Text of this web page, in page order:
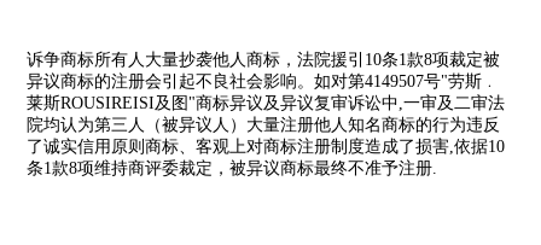
诉争商标所有人大量抄袭他人商标，法院援引10条1款8项裁定被
异议商标的注册会引起不良社会影响。如对第4149507号"劳斯﹒
莱斯ROUSIREISI及图"商标异议及异议复审诉讼中,一审及二审法
院均认为第三人（被异议人）大量注册他人知名商标的行为违反
了诚实信用原则商标、客观上对商标注册制度造成了损害,依据10
条1款8项维持商评委裁定，被异议商标最终不准予注册.